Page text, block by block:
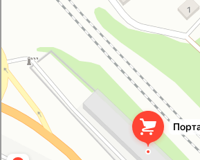
Кровля и кровельные материалы в Новороссийске
Фасады и фасадные системы в Новороссийске